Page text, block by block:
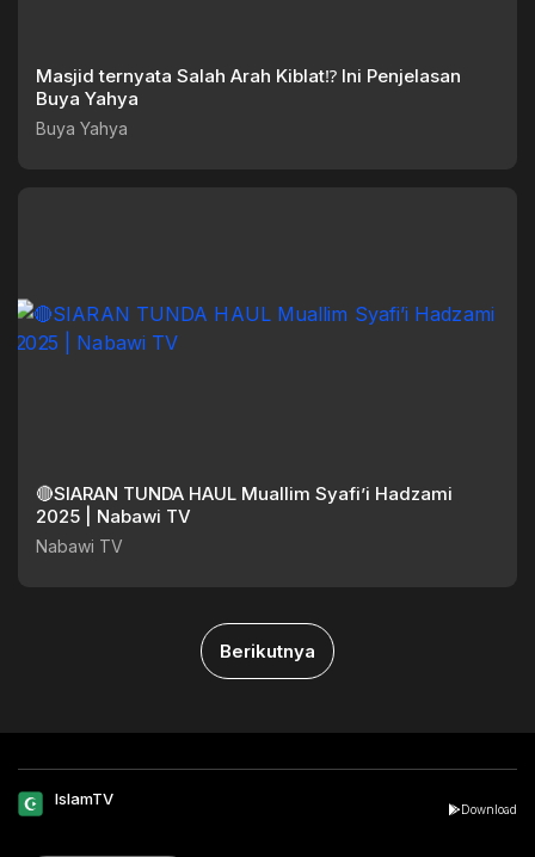
Masjid ternyata Salah Arah Kiblat⁉️ Ini Penjelasan
Buya Yahya
Buya Yahya
🔴SIARAN TUNDA HAUL Muallim Syafi’i Hadzami
2025 | Nabawi TV
Nabawi TV
Berikutnya
IslamTV
Download